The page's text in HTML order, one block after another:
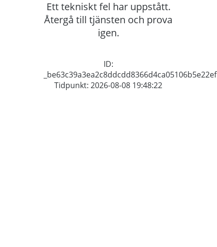
Ett tekniskt fel har uppstått.
Återgå till tjänsten och prova
igen.
ID:
Tidpunkt: 2026-08-08 19:48:22